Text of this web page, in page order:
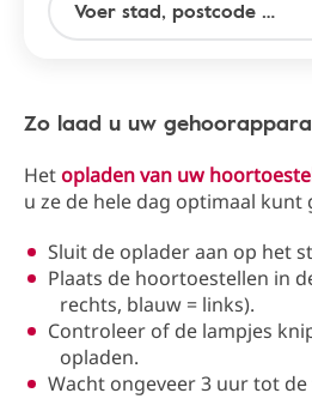
Zo laad u uw
Hetopladen van uw
u ze de hele dag optimaal kunt
Sluit de oplader aan op het
Plaats de hoortoestellen in
rechts, blauw = links).
Controleer of de lampjes
opladen.
Wacht ongeveer 3 uur tot